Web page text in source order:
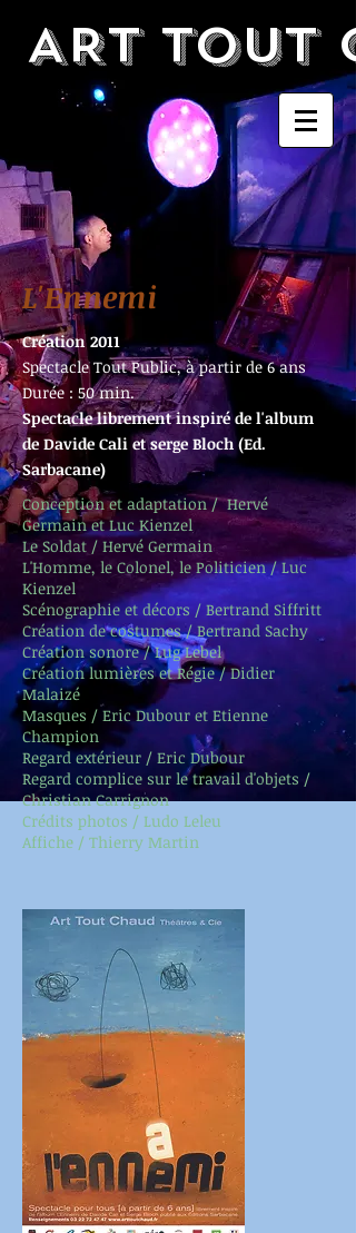
ART TOUT
L'Ennemi
Création 2011
Spectacle Tout Public, à partir de 6 ans
Durée : 50 min.
Spectacle librement inspiré de l'album
de Davide Cali et serge Bloch (Ed.
Sarbacane)
Conception et adaptation / Hervé
Germain et Luc Kienzel
Le Soldat / Hervé Germain
L'Homme, le Colonel, le Politicien / Luc
Kienzel
Scénographie et décors / Bertrand Siffritt
Création de costumes / Bertrand Sachy
Création sonore / Lug Lebel
Création lumières et Régie / Didier
Malaizé
Masques / Eric Dubour et Etienne
Champion
Regard extérieur / Eric Dubour
Regard complice sur le travail d'objets /
Christian Carrignon
Crédits photos / Ludo Leleu
Affiche / Thierry Martin